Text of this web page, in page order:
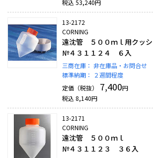
税込 53,240円
13-2172
CORNING
遠沈管 ５００ｍｌ用クッ
№４３１１２４ ６入
三商在庫： 非在庫品・お問合せ
標準納期：
２週間程度
定価（税抜）
7,400円
税込 8,140円
13-2171
CORNING
遠沈管 ５００ｍｌ
№４３１１２３ ３６入